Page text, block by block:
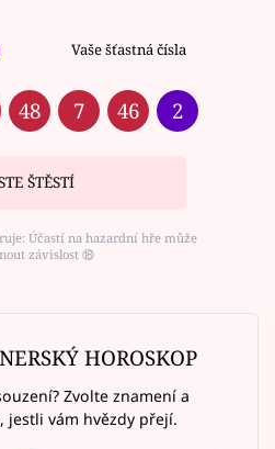
Vaše šťastná čísla
48 7 46 2
ŠTĚSTÍ
Účastí na hazardní hře může
závislost ⑱
HOROSKOP
Zvolte znamení a
jestli vám hvězdy přejí.